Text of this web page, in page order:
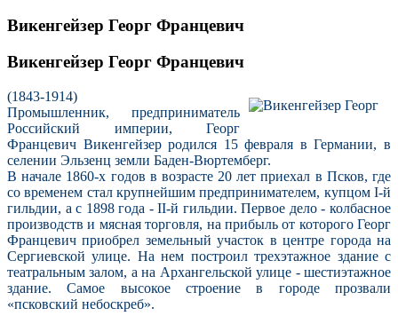
Викенгейзер Георг Францевич
Викенгейзер Георг Францевич
(1843-1914)
Промышленник, предприниматель
Российский империи, Георг
Францевич Викенгейзер родился 15 февраля в Германии, в
селении Эльзенц земли Баден-Вюртемберг.
В начале 1860-х годов в возрасте 20 лет приехал в Псков, где
со временем стал крупнейшим предпринимателем, купцом I-й
гильдии, а с 1898 года - II-й гильдии. Первое дело - колбасное
производств и мясная торговля, на прибыль от которого Георг
Францевич приобрел земельный участок в центре города на
Сергиевской улице. На нем построил трехэтажное здание с
театральным залом, а на Архангельской улице - шестиэтажное
здание. Самое высокое строение в городе прозвали
«псковский небоскреб».